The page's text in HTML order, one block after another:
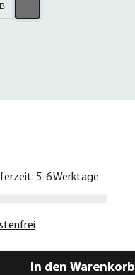
B
5-6 Werktage
In den Warenkorb